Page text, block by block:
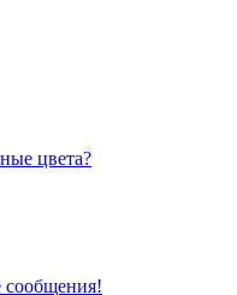
цвета?
сообщения!